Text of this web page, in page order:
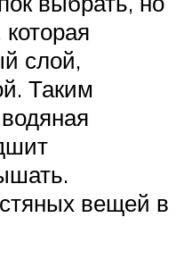
слой,
Таким
вещей в